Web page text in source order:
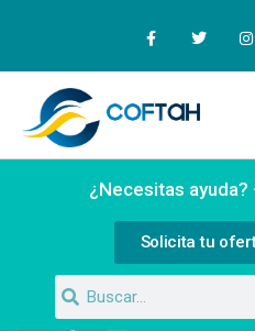
¿Necesitas
Solicita tu